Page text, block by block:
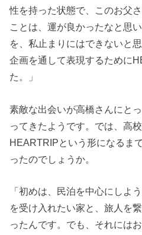
性を持った状態で、このお父
ことは、運が良かったなと思
を、私止まりにはできないと
企画を通して表現するために
た。」
素敵な出会いが高橋さんにと
ってきたようです。では、高
HEARTRIPという形になるま
ったのでしょうか。
「初めは、民泊を中心にしよ
を受け入れたい家と、旅人を
ったんです。でも、それには